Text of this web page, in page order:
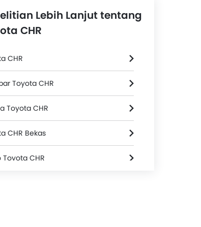
Lebih Lanjut tentang
CHR
CHR
Toyota CHR
Toyota CHR
CHR Bekas
Toyota CHR